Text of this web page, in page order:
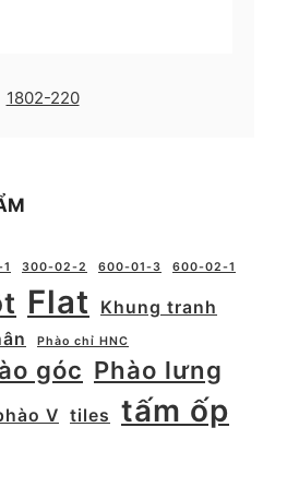
1802-220
300-02-2 600-01-3 600-02-1
Flat
Khung tranh
Phào chỉ HNC
góc Phào lưng
V tiles tấm ốp